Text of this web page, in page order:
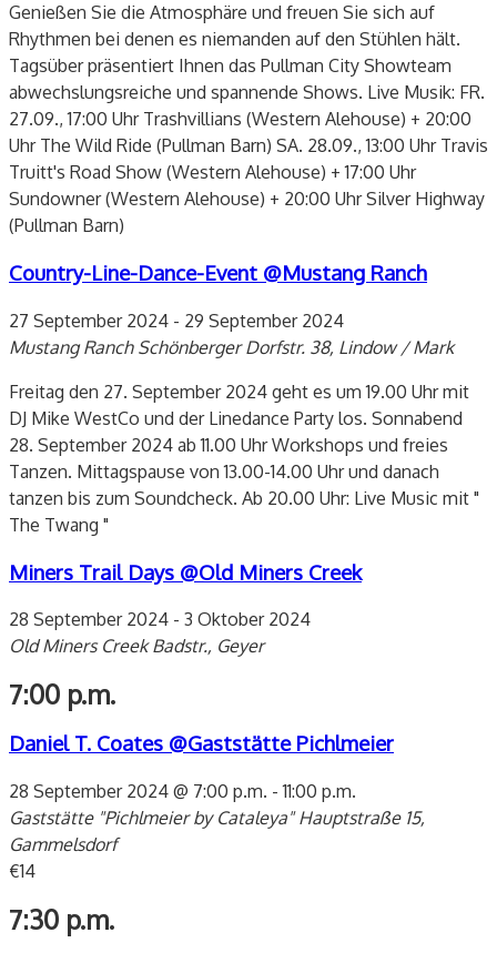
Genießen Sie die Atmosphäre und freuen Sie sich auf
Rhythmen bei denen es niemanden auf den Stühlen hält.
Tagsüber präsentiert Ihnen das Pullman City Showteam
abwechslungsreiche und spannende Shows. Live Musik: FR.
27.09., 17:00 Uhr Trashvillians (Western Alehouse) + 20:00
Uhr The Wild Ride (Pullman Barn) SA. 28.09., 13:00 Uhr Travis
Truitt's Road Show (Western Alehouse) + 17:00 Uhr
Sundowner (Western Alehouse) + 20:00 Uhr Silver Highway
(Pullman Barn)
Country-Line-Dance-Event @Mustang Ranch
27 September 2024 - 29 September 2024
Mustang Ranch Schönberger Dorfstr. 38, Lindow / Mark
Freitag den 27. September 2024 geht es um 19.00 Uhr mit
DJ Mike WestCo und der Linedance Party los. Sonnabend
28. September 2024 ab 11.00 Uhr Workshops und freies
Tanzen. Mittagspause von 13.00-14.00 Uhr und danach
tanzen bis zum Soundcheck. Ab 20.00 Uhr: Live Music mit "
The Twang "
Miners Trail Days @Old Miners Creek
28 September 2024 - 3 Oktober 2024
Old Miners CreekBadstr., Geyer
7:00 p.m.
Daniel T. Coates @Gaststätte Pichlmeier
28 September 2024 @ 7:00 p.m. -11:00 p.m.
Gaststätte "Pichlmeier by Cataleya"Hauptstraße 15,
Gammelsdorf
€14
7:30 p.m.